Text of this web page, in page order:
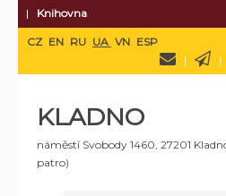
Knihovna
CZ EN RU UA VN ESP
KLADNO
náměstí Svobody 1460, 27201
patro)